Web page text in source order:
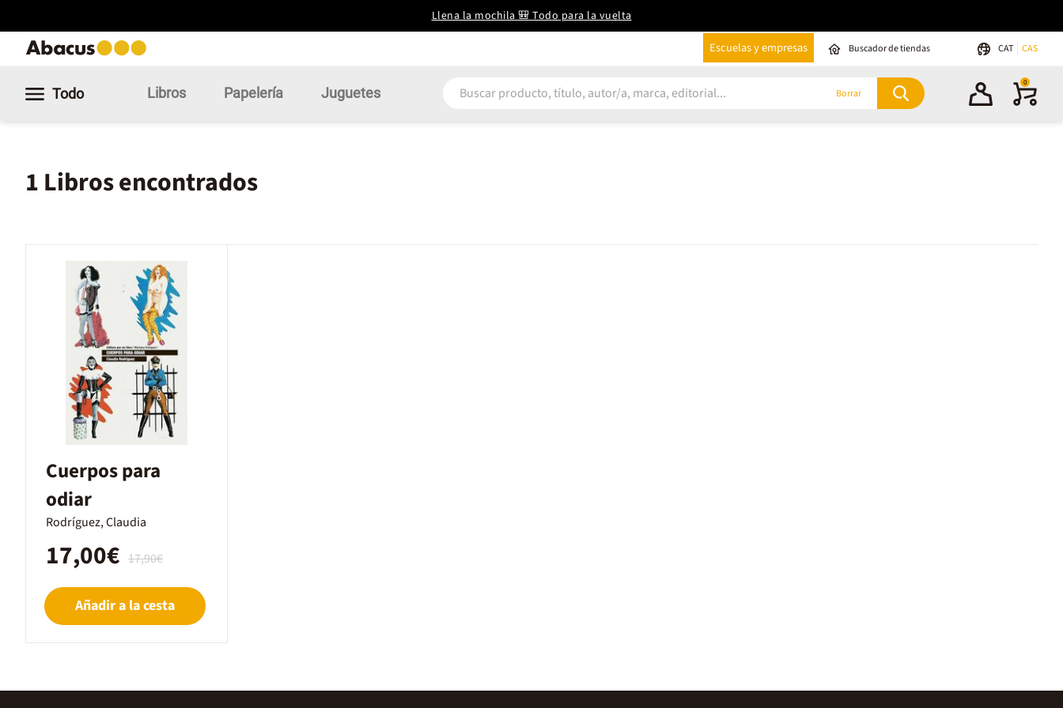
Llena la mochila 🎒 Todo para la vuelta
Escuelas y empresas Buscador de tiendas CAT CAS
Todo Libros Papelería Juguetes Borrar
0
1 Libros encontrados
Cuerpos para
odiar
Rodríguez, Claudia
17,90€
17,00€
Añadir a la cesta